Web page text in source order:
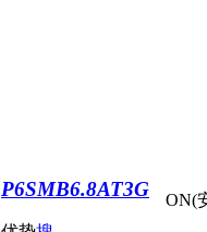
P6SMB6.8AT3G ON(